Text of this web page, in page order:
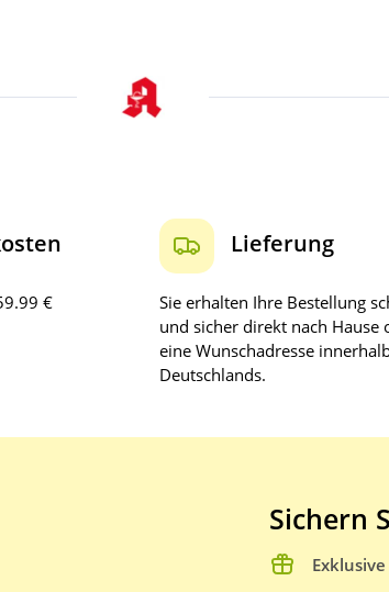
€
Lieferung
Sie erhalten Ihre Bestellung
und sicher direkt nach Hause
eine Wunschadresse
Deutschlands.
Sichern